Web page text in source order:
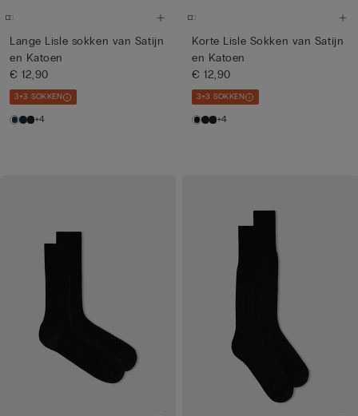
Lange Lisle sokken van Satijn
en Katoen
€ 12,90
3+3 SOKKEN
+4
Korte Lisle Sokken van Satijn
en Katoen
€ 12,90
3+3 SOKKEN
+4